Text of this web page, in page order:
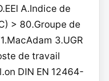
A.Indice de
> 80.Groupe de
3.UGR
de travail
DIN EN 12464-